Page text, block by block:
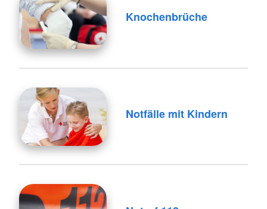
Knochenbrüche
Notfälle mit Kindern